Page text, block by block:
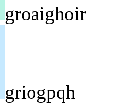
groaighoir
griogpqh